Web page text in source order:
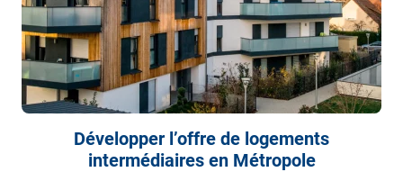
Développer l’offre de logements
intermédiaires en Métropole